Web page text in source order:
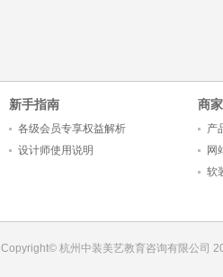
新手指南
各级会员专享权益解析
设计师使用说明
商
产
网
软
Copyright© 杭州中装美艺教育咨询有限公司